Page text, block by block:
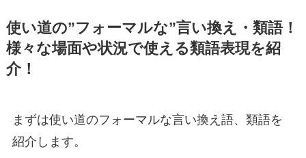
使い道の”フォーマルな”言い換え・類語！
様々な場面や状況で使える類語表現を紹
介！
まずは使い道のフォーマルな言い換え語、類語を
紹介します。